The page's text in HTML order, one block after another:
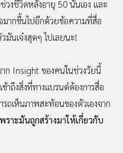
งชีวิตหลังอายุ 50 นั่นเอง และ
มากขึ้นไปอีกด้วยข้อความที่สื่อ
มันเจ๋งสุดๆ ไปเลยนะ!
ก Insight ของคนในช่วงวัยนี้
าถึงสิ่งที่ทางแบรนด์ต้องการสื่อ
รถเห็นภาพสะท้อนของตัวเองจาก
ราะมันถูกสร้างมาให้เกี่ยวกับ